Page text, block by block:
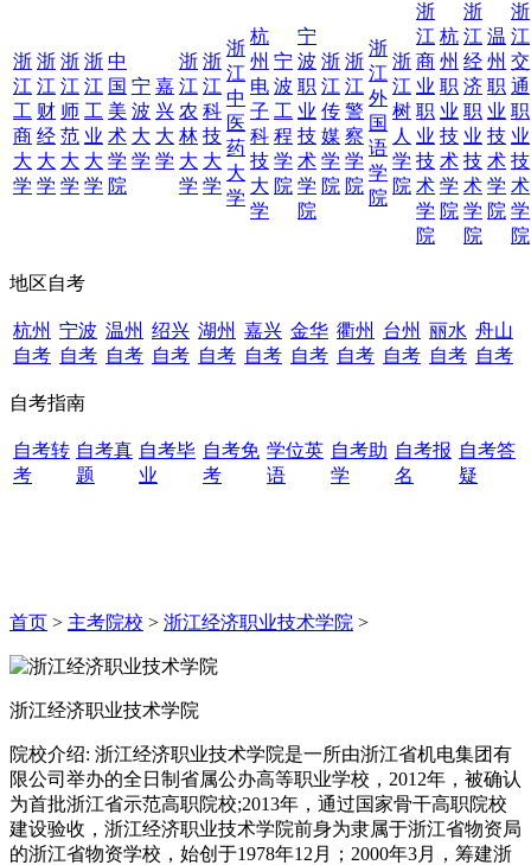
浙
江
工
商
大
学
浙
江
财
经
大
学
浙
江
师
范
大
学
浙
江
工
业
大
学
中
国
美
术
学
院
宁
波
大
学
嘉
兴
大
学
浙
江
农
林
大
学
浙
江
科
技
大
学
浙
江
中
医
药
大
学
杭
州
电
子
科
技
大
学
宁
波
工
程
学
院
宁
波
职
业
技
术
学
院
浙
江
传
媒
学
院
浙
江
警
察
学
院
浙
江
外
国
语
学
院
浙
江
树
人
学
院
浙
江
商
业
职
业
技
术
学
院
杭
州
职
业
技
术
学
院
浙
江
经
济
职
业
技
术
学
院
温
州
职
业
技
术
学
院
浙
江
交
通
职
业
技
术
学
院
地区自考
杭州
自考
宁波
自考
温州
自考
绍兴
自考
湖州
自考
嘉兴
自考
金华
自考
衢州
自考
台州
自考
丽水
自考
舟山
自考
自考指南
自考转
考
自考真
题
自考毕
业
自考免
考
学位英
语
自考助
学
自考报
名
自考答
疑
首页 > 主考院校 > 浙江经济职业技术学院 >
浙江经济职业技术学院
院校介绍: 浙江经济职业技术学院是一所由浙江省机电集团有
限公司举办的全日制省属公办高等职业学校，2012年，被确认
为首批浙江省示范高职院校;2013年，通过国家骨干高职院校
建设验收，浙江经济职业技术学院前身为隶属于浙江省物资局
的浙江省物资学校，始创于1978年12月；2000年3月，筹建浙